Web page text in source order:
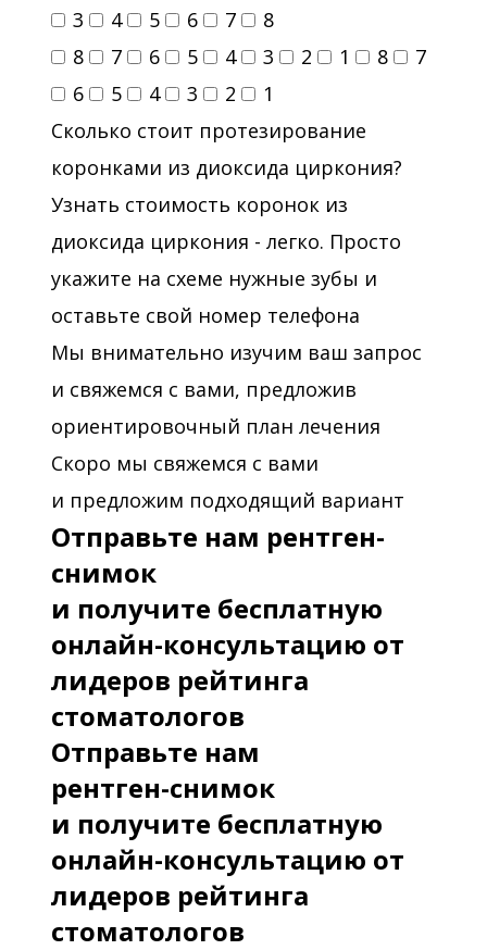
3 4 5 6 7
8
8
7 6 5 4 3 2 1 8
7
6
5 4 3 2
1
Сколько стоит протезирование
коронками из диоксида циркония?
Узнать стоимость коронок из
диоксида циркония - легко. Просто
укажите на схеме нужные зубы и
оставьте свой номер телефона
Мы внимательно изучим ваш запрос
и свяжемся с вами, предложив
ориентировочный план лечения
Скоро мы свяжемся с вами
и предложим подходящий вариант
Отправьте нам рентген-
снимок
и получите бесплатную
онлайн-консультацию от
лидеров рейтинга
стоматологов
Отправьте нам
рентген-снимок
и получите бесплатную
онлайн-консультацию от
лидеров рейтинга
стоматологов